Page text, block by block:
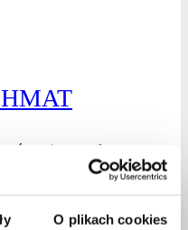
O plikach cookies
swoje naturalne
i świadomie
pracy i biznesie.